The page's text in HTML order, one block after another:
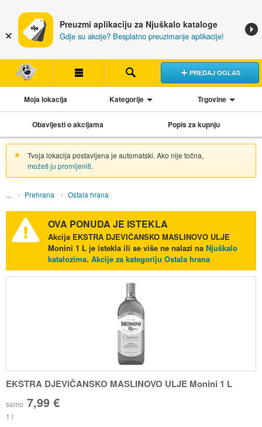
Preuzmi aplikaciju za Njuškalo kataloge
Gdje su akcije? Besplatno preuzimanje aplikacije!
PREDAJ OGLAS
Moja lokacija Kategorije Trgovine
Obavijesti o akcijama Popis za kupnju
Tvoja lokacija postavljena je automatski. Ako nije točna,
možeš ju promijeniti.
Prehrana Ostala hrana
OVA PONUDA JE ISTEKLA
Akcija EKSTRA DJEVIČANSKO MASLINOVO ULJE
Monini 1 Lje istekla ili se više ne nalazi na Njuškalo
katalozima. Akcije za kategoriju Ostala hrana
EKSTRA DJEVIČANSKO MASLINOVO ULJE Monini 1 L
samo 7,99 €
1 l